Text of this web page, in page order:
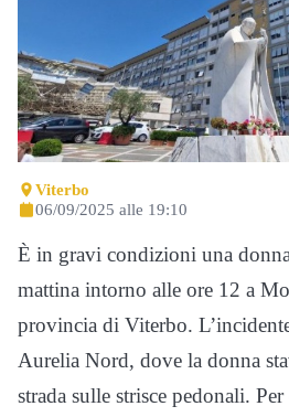
Viterbo
06/09/2025 alle 19:10
È in gravi condizioni una
mattina intorno alle ore 12 a
provincia di Viterbo.
Aurelia Nord, dove la donna
strada sulle strisce pedonali.